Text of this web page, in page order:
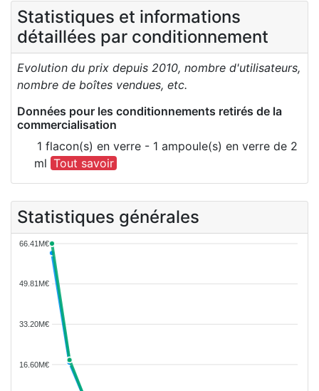
Statistiques et informations
détaillées par conditionnement
Evolution du prix depuis 2010, nombre d'utilisateurs,
nombre de boîtes vendues, etc.
Données pour les conditionnements retirés de la
commercialisation
1 flacon(s) en verre - 1 ampoule(s) en verre de 2
ml Tout savoir
Statistiques générales
66.41M€
49.81M€
33.20M€
16.60M€